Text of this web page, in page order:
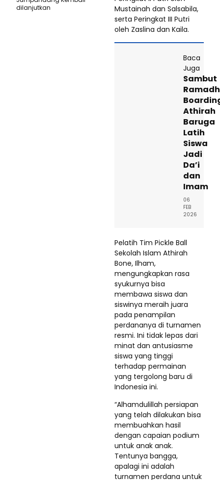
Mustainah dan Salsabila,
serta Peringkat III Putri
oleh Zaslina dan Kaila.
Baca
Juga
Sambut
Athirah
Baruga
Latih
Siswa
Jadi
Da’i
dan
Imam
06
FEB
2026
Pelatih Tim Pickle Ball
Sekolah Islam Athirah
Bone, Ilham,
mengungkapkan rasa
syukurnya bisa
membawa siswa dan
siswinya meraih juara
pada penampilan
perdananya di turnamen
resmi. Ini tidak lepas dari
minat dan antusiasme
siswa yang tinggi
terhadap permainan
yang tergolong baru di
Indonesia ini.
“Alhamdulillah persiapan
yang telah dilakukan bisa
membuahkan hasil
dengan capaian podium
untuk anak anak.
Tentunya bangga,
apalagi ini adalah
turnamen perdana untuk
dilanjutkan